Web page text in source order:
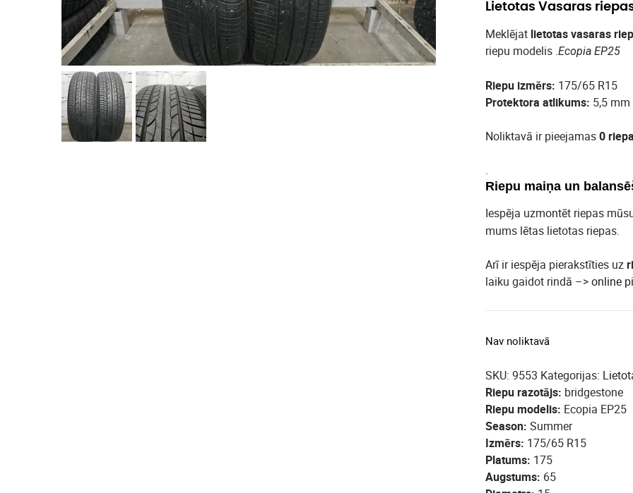
Lietotas Vasaras
Meklējat lietotas vasaras
riepu modelis .Ecopia EP25
Riepu izmērs: 175/65 R15
Protektora atlikums: 5,5 mm
Noliktavā ir pieejamas0
.
Riepu maiņa un
Iespēja uzmontēt riepas
mums lētas lietotas riepas.
Arī ir iespēja pierakstīties uz
laiku gaidot rindā –>online
Nav noliktavā
SKU: 9553 Kategorijas:
Riepu razotājs bridgestone
Riepu modelis Ecopia EP25
Season Summer
Izmērs 175/65 R15
Platums 175
Augstums 65